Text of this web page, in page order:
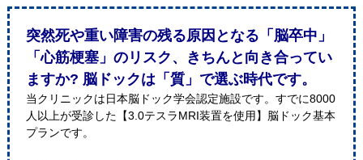
突然死や重い障害の残る原因となる「脳卒中」
「心筋梗塞」のリスク、きちんと向き合ってい
ますか? 脳ドックは「質」で選ぶ時代です。
当クリニックは日本脳ドック学会認定施設です。すでに8000
人以上が受診した【3.0テスラMRI装置を使用】脳ドック基本
プランです。